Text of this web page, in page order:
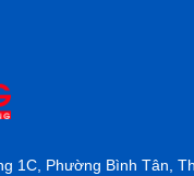
1C, Phường Bình Tân,